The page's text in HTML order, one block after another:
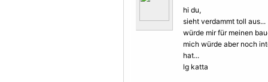
hi du,
sieht verdammt toll aus...
würde mir für meinen
mich würde aber noch
hat...
lg katta